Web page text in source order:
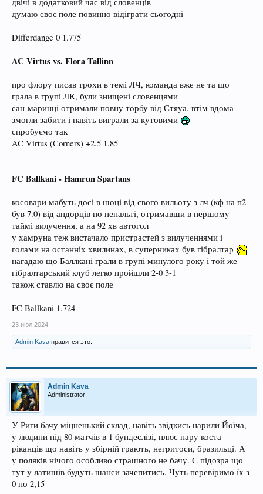
думаю своє поле повинно відіграти сьогодні
Differdange 0 1.775
AC Virtus vs. Flora Tallinn
про флору писав трохи в темі ЛЧ, команда вже не та що
грала в групі ЛК, були знищені словенцями
сан-маринці отримали повну торбу від Стяуа, втім вдома
змогли забити і навіть виграли за кутовими
спробуємо так
AC Virtus (Corners) +2.5 1.85
FC Ballkani - Hamrun Spartans
косовари мабуть досі в шоці від свого вильоту з лч (кф на п2
був 7.0) від андорців по пенальті, отримавши в першому
таймі вилучення, а на 92 хв автогол
у хамруна теж вистачало пристрастей з вилученнями і
голами на останніх хвилинах, в суперниках був гібралтар
нагадаю що Баллкані грали в групі минулого року і той же
гібралтарський клуб легко пройшли 2-0 3-1
також ставлю на своє поле
FC Ballkani 1.724
23 июл 2024
Admin Kava нравится это.
Admin Kava
Administrator
У Риги бачу міцненький склад, навіть звідкись нарили Йоїча,
у людини під 80 матчів в 1 бундеслізі, плюс пару коста-
ріканців що навіть у збірній грають, негритоси, бразильці. А
у поляків нічого особливо страшного не бачу. Є підозра що
тут у латишів будуть шанси зачепитись. Чуть перевіримо їх з
0 по 2,15